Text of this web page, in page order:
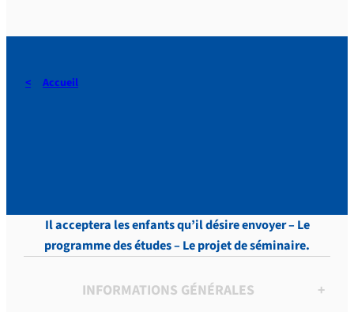
Accueil
Il acceptera les enfants qu’il désire envoyer – Le
programme des études – Le projet de séminaire.
INFORMATIONS GÉNÉRALES +